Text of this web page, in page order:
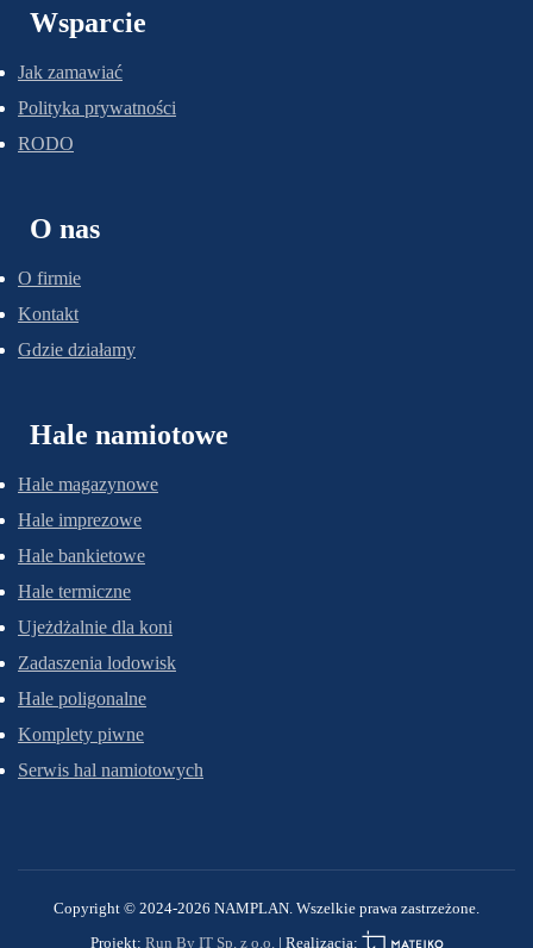
Wsparcie
Jak zamawiać
Polityka prywatności
RODO
O nas
O firmie
Kontakt
Gdzie działamy
Hale namiotowe
Hale magazynowe
Hale imprezowe
Hale bankietowe
Hale termiczne
Ujeżdżalnie dla koni
Zadaszenia lodowisk
Hale poligonalne
Komplety piwne
Serwis hal namiotowych
Copyright © 2024-2026 NAMPLAN. Wszelkie prawa zastrzeżone.
Projekt: Run By IT Sp. z o.o.| Realizacja: Mateiko